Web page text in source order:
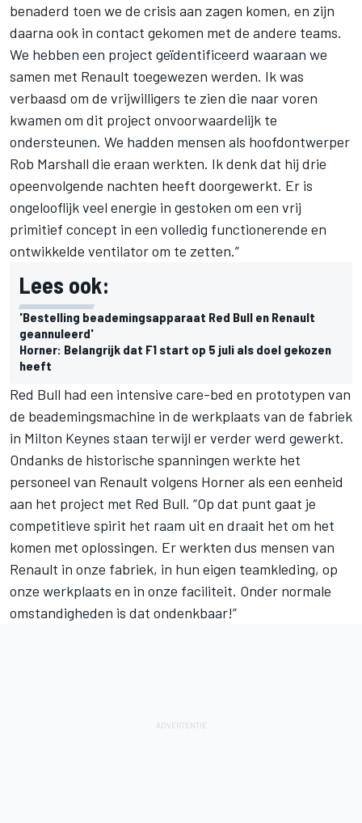
benaderd toen we de crisis aan zagen komen, en zijn
daarna ook in contact gekomen met de andere teams.
We hebben een project geïdentificeerd waaraan we
samen met Renault toegewezen werden. Ik was
verbaasd om de vrijwilligers te zien die naar voren
kwamen om dit project onvoorwaardelijk te
ondersteunen. We hadden mensen als hoofdontwerper
Rob Marshall die eraan werkten. Ik denk dat hij drie
opeenvolgende nachten heeft doorgewerkt. Er is
ongelooflijk veel energie in gestoken om een vrij
primitief concept in een volledig functionerende en
ontwikkelde ventilator om te zetten.”
Lees ook:
'Bestelling beademingsapparaat Red Bull en Renault
geannuleerd'
Horner: Belangrijk dat F1 start op 5 juli als doel gekozen
heeft
Red Bull had een intensive care-bed en prototypen van
de beademingsmachine in de werkplaats van de fabriek
in Milton Keynes staan terwijl er verder werd gewerkt.
Ondanks de historische spanningen werkte het
personeel van Renault volgens Horner als een eenheid
aan het project met Red Bull. “Op dat punt gaat je
competitieve spirit het raam uit en draait het om het
komen met oplossingen. Er werkten dus mensen van
Renault in onze fabriek, in hun eigen teamkleding, op
onze werkplaats en in onze faciliteit. Onder normale
omstandigheden is dat ondenkbaar!”